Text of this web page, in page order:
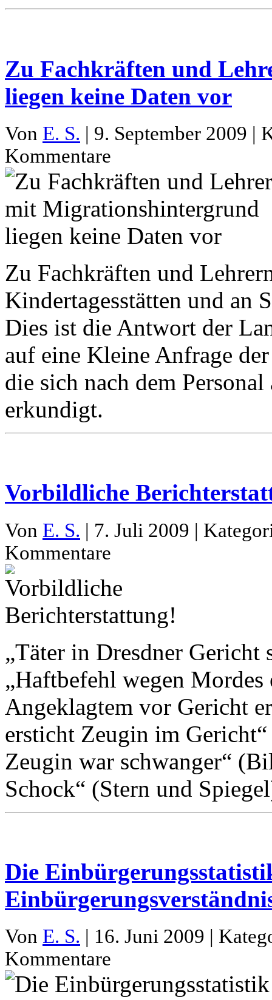
Zu Fachkräften und
liegen keine Daten vor
Von E. S. | 9. September 2009 |
Kommentare
Zu Fachkräften und
Kindertagesstätten und an
Dies ist die Antwort der
auf eine Kleine Anfrage
die sich nach dem
erkundigt.
Vorbildliche
Von E. S. | 7. Juli 2009 |
Kommentare
„Täter in Dresdner
„Haftbefehl wegen
Angeklagtem vor Gericht
ersticht Zeugin im
Zeugin war schwanger“
Schock“ (Stern und
Die
Von E. S. | 16. Juni 2009 |
Kommentare